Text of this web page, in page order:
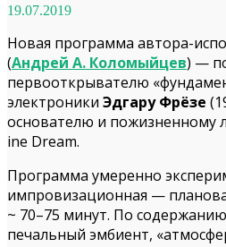
19.07.2019
Новая программа автора-
(Андрей А. Коломыйцев) —
первооткрывателю
электроники Эдгару Фрёзе
основателю и пожизненному
ine Dream.
Программа умеренно
импровизационная —
~ 70–75 минут. По
печальный эмбиент,